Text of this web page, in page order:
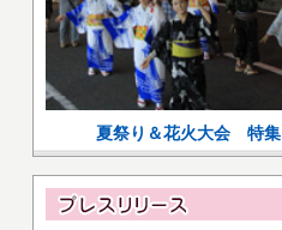
夏祭り＆花火大会 特集